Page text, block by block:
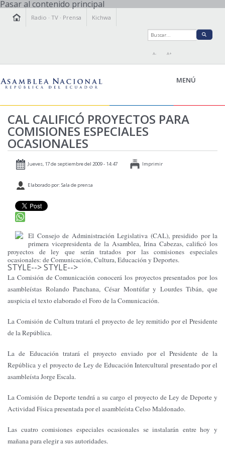
Pasar al contenido principal
Radio ·TV · Prensa Kichwa
A- A+
MENÚ
LA ASAMBLEA
LEGISLAMOS
FISCALIZAMOS
PRENSA
PARTICIPACIÓN
RELACIONES INTERNACIONALES
AGENDA
CAL CALIFICÓ PROYECTOS PARA
COMISIONES ESPECIALES
OCASIONALES
Jueves, 17 de septiembre del 2009 - 14:47 Imprimir
Elaborado por: Sala de prensa
El Consejo de Administración Legislativa (CAL), presidido por la
primera vicepresidenta de la Asamblea, Irina Cabezas, calificó los
proyectos de ley que serán tratados por las comisiones especiales
ocasionales: de Comunicación, Cultura, Educación y Deportes.
STYLE-->STYLE-->
La Comisión de Comunicación conocerá los proyectos presentados por los
asambleístas Rolando Panchana, César Montúfar y Lourdes Tibán, que
auspicia el texto elaborado el Foro de la Comunicación.
La Comisión de Cultura tratará el proyecto de ley remitido por el Presidente
de la República.
La de Educación tratará el proyecto enviado por el Presidente de la
República y el proyecto de Ley de Educación Intercultural presentado por el
asambleísta Jorge Escala.
La Comisión de Deporte tendrá a su cargo el proyecto de Ley de Deporte y
Actividad Física presentada por el asambleísta Celso Maldonado.
Las cuatro comisiones especiales ocasionales se instalarán entre hoy y
mañana para elegir a sus autoridades.